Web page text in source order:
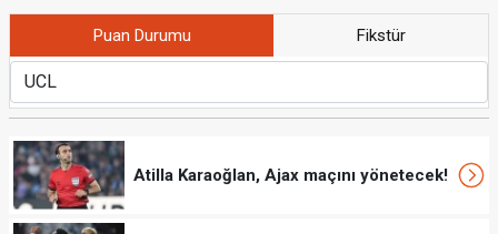
Puan Durumu Fikstür
Atilla Karaoğlan, Ajax maçını yönetecek!